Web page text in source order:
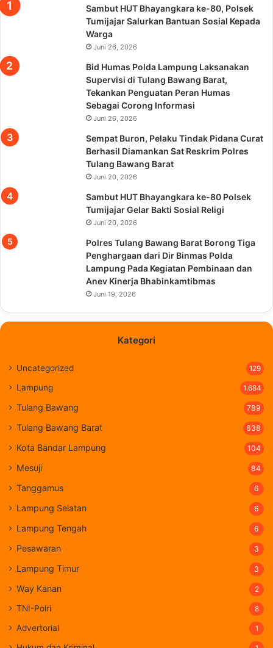
Sambut HUT Bhayangkara ke-80, Polsek
Tumijajar Salurkan Bantuan Sosial Kepada
Warga
Juni 26, 2026
Bid Humas Polda Lampung Laksanakan
Supervisi di Tulang Bawang Barat,
Tekankan Penguatan Peran Humas
Sebagai Corong Informasi
Juni 26, 2026
Sempat Buron, Pelaku Tindak Pidana Curat
Berhasil Diamankan Sat Reskrim Polres
Tulang Bawang Barat
Juni 20, 2026
Sambut HUT Bhayangkara ke-80 Polsek
Tumijajar Gelar Bakti Sosial Religi
Juni 20, 2026
Polres Tulang Bawang Barat Borong Tiga
Penghargaan dari Dir Binmas Polda
Lampung Pada Kegiatan Pembinaan dan
Anev Kinerja Bhabinkamtibmas
Juni 19, 2026
Kategori
Uncategorized 129
Lampung 1,684
Tulang Bawang 789
Tulang Bawang Barat 638
Kota Bandar Lampung 104
Mesuji 84
Tanggamus 6
Lampung Selatan 6
Lampung Tengah 6
Pesawaran 3
Lampung Timur 3
Way Kanan 2
TNI-Polri 8
Advertorial 1